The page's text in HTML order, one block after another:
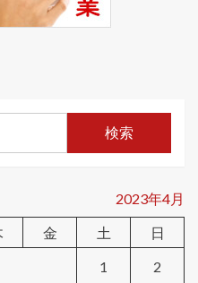
検索
2023年4月
金 土
日
1
2